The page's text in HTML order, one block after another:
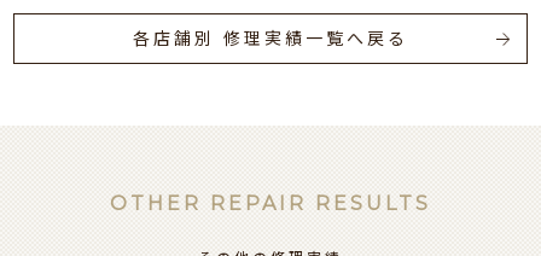
各店舗別 修理実績一覧へ戻る
OTHER REPAIR RESULTS